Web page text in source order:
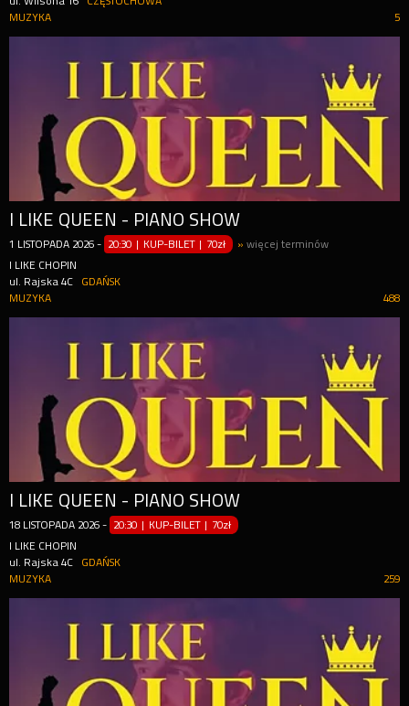
5
MUZYKA
I LIKE QUEEN - PIANO SHOW
1 LISTOPADA 2026 - 20:30 | KUP-BILET | 70zł »więcej terminów
I LIKE CHOPIN
ul. Rajska 4C
GDAŃSK
488
MUZYKA
I LIKE QUEEN - PIANO SHOW
18 LISTOPADA 2026 - 20:30 | KUP-BILET | 70zł
I LIKE CHOPIN
ul. Rajska 4C
GDAŃSK
259
MUZYKA